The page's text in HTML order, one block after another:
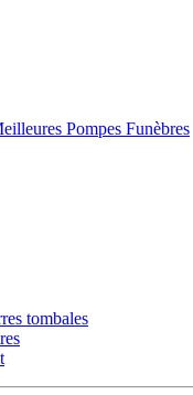
Pompes Funèbres
tombales